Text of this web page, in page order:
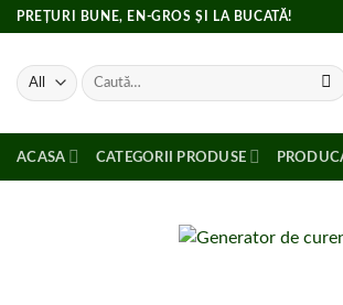
Skip
content
PREȚURI BUNE, EN-GROS ȘI LA BUCATĂ!
Caută
după:
ACASA CATEGORII PRODUSE